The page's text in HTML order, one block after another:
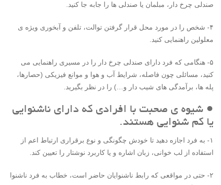
صندلی چرخ دار، مبلمان یا صندلی ها را جابه جا کنید.
۴- شخص را در مورد محل قرار گرفتن توالت، تلفن و آبخوری ویژه ی
معلولین راهنمایی کنید.
۵- هنگامی که فرد دارای صندلی چرخ دار را در مسیری راهنمایی می
کنید، مسائلی چون فاصله، شرایط آب و هوا و موانع فیزیکی (حصارها،
پله ها، برآمدگی های شیب دار و…) را در نظر بگیرید.
● شیوه ی صحبت با افرادی که دارای ناشنوایی
یا کم شنوایی هستند.
۱- به فرد اجازه دهید تا خودش چگونگی و نوع برقراری ارتباط اعم از
استفاده از لب خوانی، زبان اشاره و یا کاربرد نوشتار را تعیین کند.
۲- حتی در مواقعی که رابط ناشنوایان حاضر است، خطاب به فرد ناشنوا